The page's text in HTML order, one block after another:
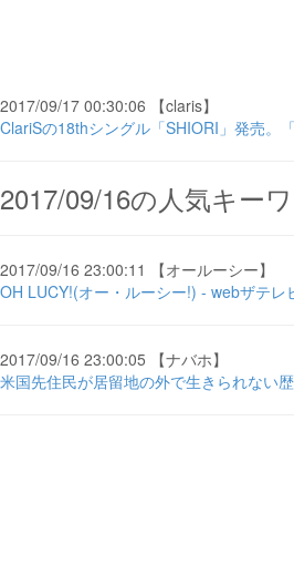
2017/09/17 00:30:06 【claris】
ClariSの18thシングル「SHIORI」発売。
2017/09/16の人気キー
2017/09/16 23:00:11 【オールーシー】
OH LUCY!(オー・ルーシー!) - webザテレ
2017/09/16 23:00:05 【ナバホ】
米国先住民が居留地の外で生きられない